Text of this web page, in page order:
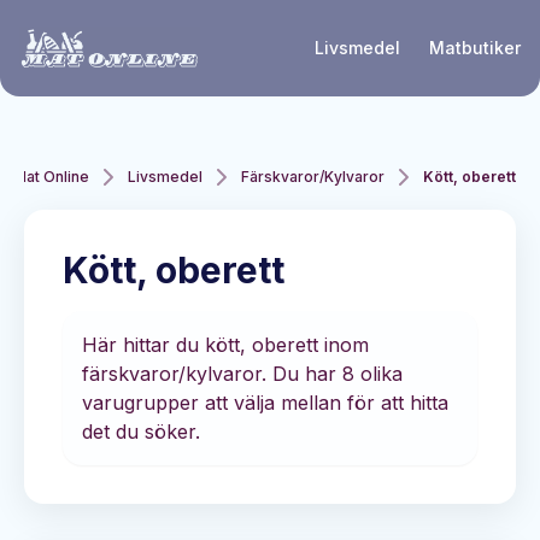
Livsmedel Matbutiker
Mat Online Livsmedel Färskvaror/Kylvaror Kött, oberett
Kött, oberett
Här hittar du kött, oberett inom
färskvaror/kylvaror. Du har 8 olika
varugrupper att välja mellan för att hitta
det du söker.